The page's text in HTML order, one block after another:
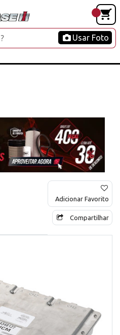
Usar Foto
Adicionar Favorito
Compartilhar